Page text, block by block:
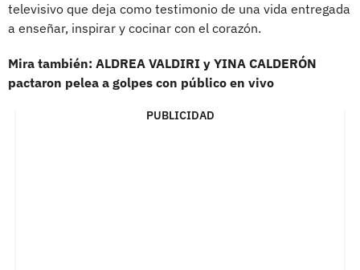
televisivo que deja como testimonio de una vida entregada
a enseñar, inspirar y cocinar con el corazón.
Mira también: ALDREA VALDIRI y YINA CALDERÓN
pactaron pelea a golpes con público en vivo
PUBLICIDAD